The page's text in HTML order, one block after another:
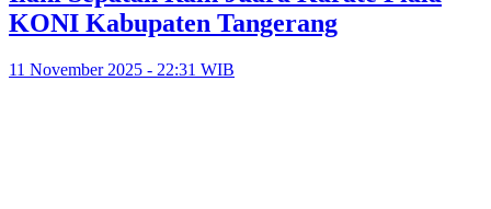
KONI Kabupaten Tangerang
11 November 2025 - 22:31 WIB